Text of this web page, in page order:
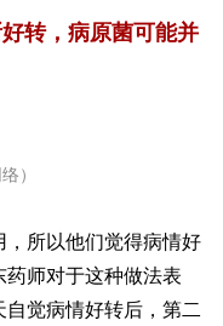
转，病原菌可能并
）
所以他们觉得病情好
师对于这种做法表
觉病情好转后，第二